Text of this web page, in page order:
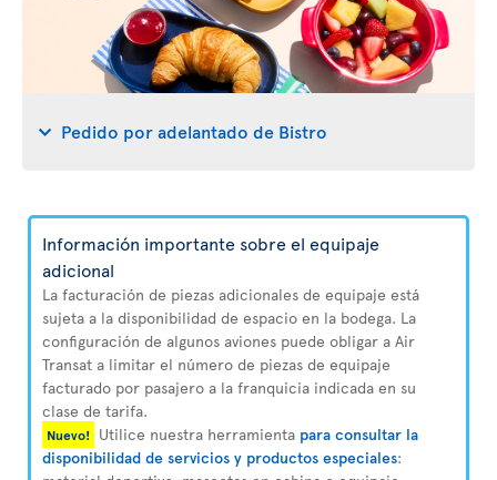
Pedido por adelantado de Bistro
Información importante sobre el equipaje
adicional
La facturación de piezas adicionales de equipaje está
sujeta a la disponibilidad de espacio en la bodega. La
configuración de algunos aviones puede obligar a Air
Transat a limitar el número de piezas de equipaje
facturado por pasajero a la franquicia indicada en su
clase de tarifa.
Nuevo! Utilice nuestra herramienta para consultar la
disponibilidad de servicios y productos especiales: